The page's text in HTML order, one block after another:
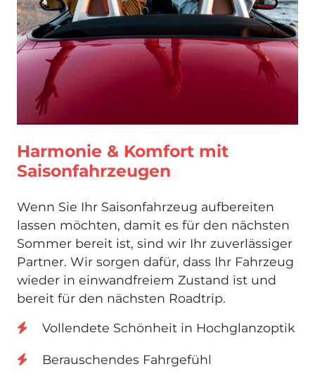
Harmonie & Komfort mit
Saisonfahrzeugen
Wenn Sie Ihr Saisonfahrzeug aufbereiten
lassen möchten, damit es für den nächsten
Sommer bereit ist, sind wir Ihr zuverlässiger
Partner. Wir sorgen dafür, dass Ihr Fahrzeug
wieder in einwandfreiem Zustand ist und
bereit für den nächsten Roadtrip.
Vollendete Schönheit in Hochglanzoptik
Berauschendes Fahrgefühl